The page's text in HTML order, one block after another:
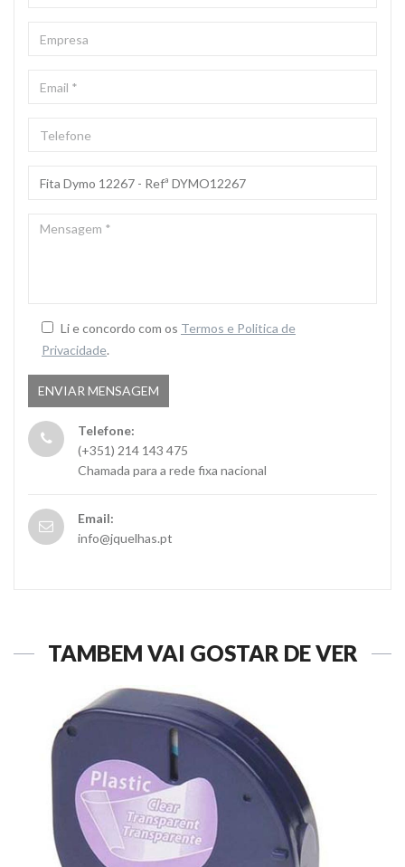
Li e concordo com os Termos e Politica de
Privacidade.
Telefone:
(+351) 214 143 475
Chamada para a rede fixa nacional
Email:
info@jquelhas.pt
TAMBÉM VAI GOSTAR DE VER